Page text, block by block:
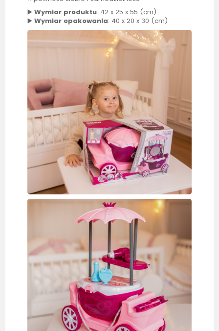
▶️Wymiar produktu: 42 x 25 x 55 (cm)
▶️Wymiar opakowania: 40 x 20 x 30 (cm)